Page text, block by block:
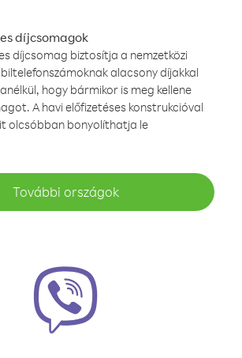
díjcsomagok
díjcsomag biztosítja a nemzetközi
alacsony díjakkal
hogy bármikor is meg kellene
A havi előfizetéses konstrukcióval
olcsóbban bonyolíthatja le
További országok